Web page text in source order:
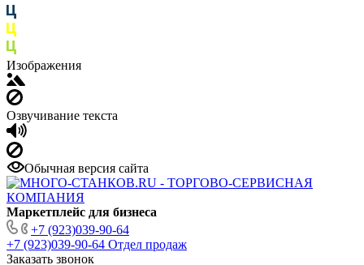
Изображения
Озвучивание текста
Обычная версия сайта
Маркетплейс для бизнеса
+7 (923)039-90-64
+7 (923)039-90-64 Отдел продаж
Заказать звонок